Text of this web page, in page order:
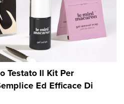
Testato Il Kit Per
Ed Efficace Di